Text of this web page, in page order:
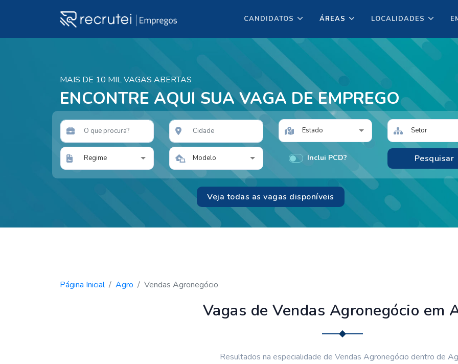
CANDIDATOS ÁREAS LOCALIDADES
MAIS DE 10 MIL VAGAS ABERTAS
ENCONTRE AQUI SUA VAGA DE EMPREGO
Estado Setor
Regime Modelo Inclui PCD?
Veja todas as vagas disponíveis
Página Inicial Agro Vendas Agronegócio
Vagas de Vendas Agronegócio em
Resultados na especialidade de Vendas Agronegócio dentro de